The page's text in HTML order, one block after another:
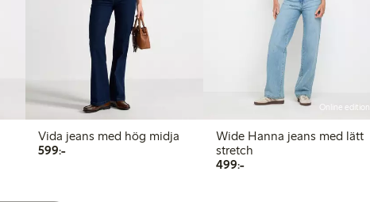
Vida jeans med hög midja
599:-599,00 kr
Online edition
Wide Hanna jeans med lätt
stretch
499:-499,00 kr